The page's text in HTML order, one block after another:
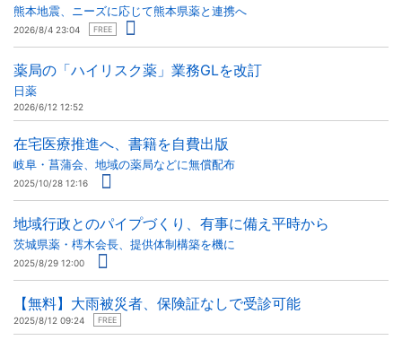
熊本地震、ニーズに応じて熊本県薬と連携へ
2026/8/4 23:04 FREE
薬局の「ハイリスク薬」業務GLを改訂
日薬
2026/6/12 12:52
在宅医療推進へ、書籍を自費出版
岐阜・菖蒲会、地域の薬局などに無償配布
2025/10/28 12:16
地域行政とのパイプづくり、有事に備え平時から
茨城県薬・樗木会長、提供体制構築を機に
2025/8/29 12:00
【無料】大雨被災者、保険証なしで受診可能
2025/8/12 09:24 FREE